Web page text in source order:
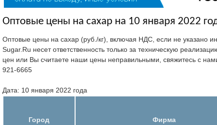
Оптовые цены на сахар на 10 января 2022
Оптовые цены на сахар (руб./кг), включая НДС, если не указано
Sugar.Ru несет ответственность только за техническую
цен или Вы считаете наши цены неправильными, свяжитесь с
921-6665
Дата: 10 января 2022 года
Город Фирма